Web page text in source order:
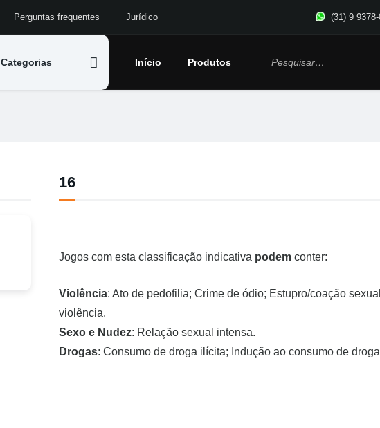
(31) 9
Perguntas frequentes Jurídico
Categorias Início Produtos
16
Jogos com esta classificação indicativa podem conter:
Violência: Ato de pedofilia; Crime de ódio; Estupro/coação
violência.
Sexo e Nudez: Relação sexual intensa.
Drogas: Consumo de droga ilícita; Indução ao consumo de